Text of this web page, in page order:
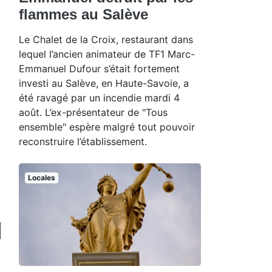
flammes au Salève
Le Chalet de la Croix, restaurant dans
lequel l’ancien animateur de TF1 Marc-
Emmanuel Dufour s’était fortement
investi au Salève, en Haute-Savoie, a
été ravagé par un incendie mardi 4
août. L’ex-présentateur de "Tous
ensemble" espère malgré tout pouvoir
reconstruire l’établissement.
Locales